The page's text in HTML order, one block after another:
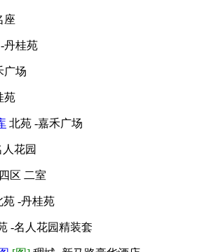
座
丹桂苑
广场
苑
北苑 -嘉禾广场
花园
区 二室
苑 -丹桂苑
-名人花园精装套